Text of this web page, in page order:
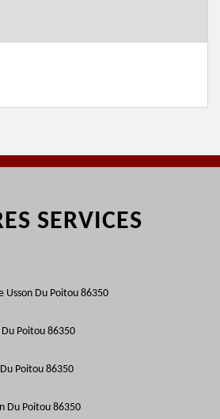
SERVICES
Du Poitou 86350
Poitou 86350
Poitou 86350
Du Poitou 86350